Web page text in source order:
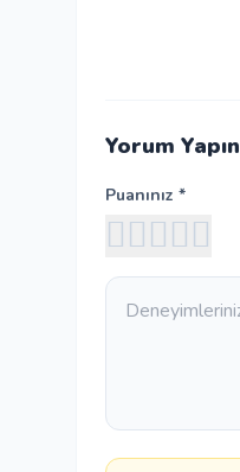
Yorum Yapın
Puanınız *